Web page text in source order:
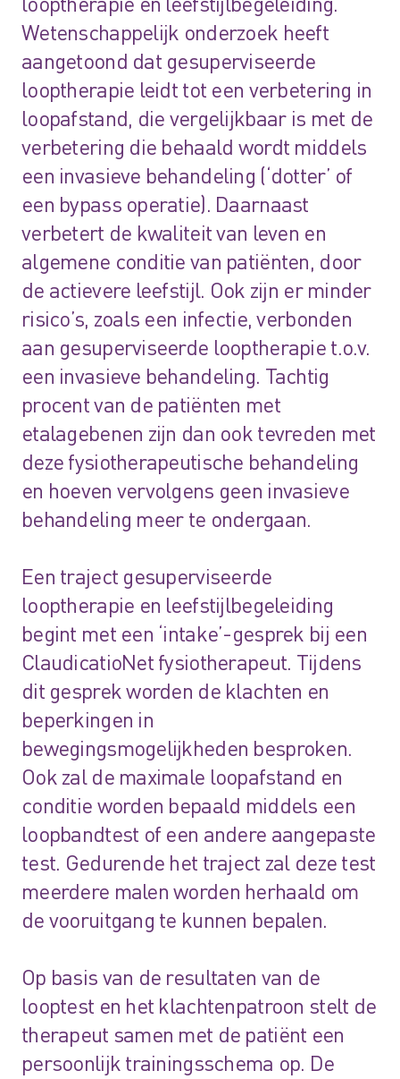
Wetenschappelijk onderzoek heeft
aangetoond dat gesuperviseerde
looptherapie leidt tot een verbetering in
loopafstand, die vergelijkbaar is met de
verbetering die behaald wordt middels
een invasieve behandeling (‘dotter’ of
een bypass operatie). Daarnaast
verbetert de kwaliteit van leven en
algemene conditie van patiënten, door
de actievere leefstijl. Ook zijn er minder
risico’s, zoals een infectie, verbonden
aan gesuperviseerde looptherapie t.o.v.
een invasieve behandeling. Tachtig
procent van de patiënten met
etalagebenen zijn dan ook tevreden met
deze fysiotherapeutische behandeling
en hoeven vervolgens geen invasieve
behandeling meer te ondergaan.
Een traject gesuperviseerde
looptherapie en leefstijlbegeleiding
begint met een ‘intake’-gesprek bij een
ClaudicatioNet fysiotherapeut. Tijdens
dit gesprek worden de klachten en
beperkingen in
bewegingsmogelijkheden besproken.
Ook zal de maximale loopafstand en
conditie worden bepaald middels een
loopbandtest of een andere aangepaste
test. Gedurende het traject zal deze test
meerdere malen worden herhaald om
de vooruitgang te kunnen bepalen.
Op basis van de resultaten van de
looptest en het klachtenpatroon stelt de
therapeut samen met de patiënt een
persoonlijk trainingsschema op. De